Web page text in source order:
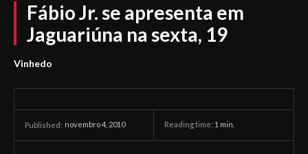
Fábio Jr. se apresenta em
Jaguariúna na sexta, 19
Vinhedo
Published: novembro 4, 2010 Reading time: 1 min.